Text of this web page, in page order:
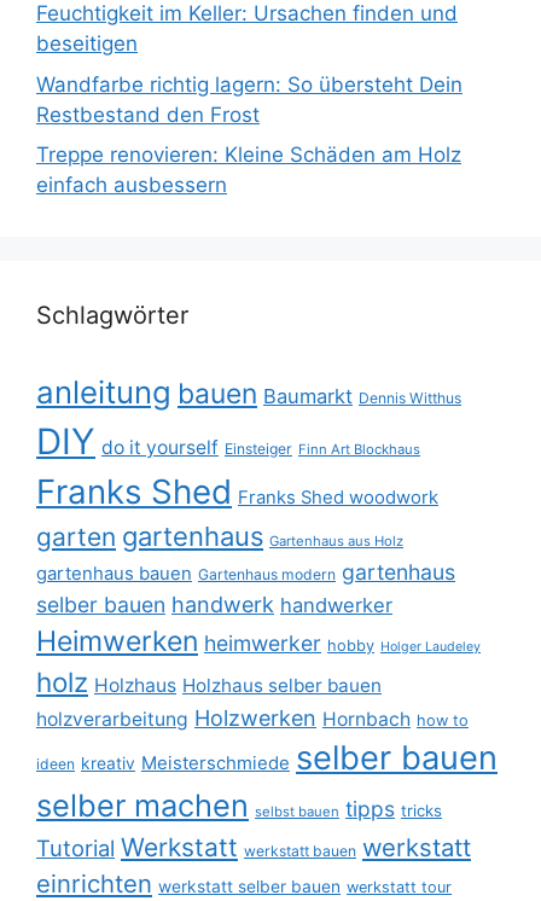
Feuchtigkeit im Keller: Ursachen finden und
beseitigen
Wandfarbe richtig lagern: So übersteht Dein
Restbestand den Frost
Treppe renovieren: Kleine Schäden am Holz
einfach ausbessern
Schlagwörter
anleitung bauen Baumarkt Dennis Witthus
DIY do it yourself Einsteiger Finn Art Blockhaus
Franks Shed Franks Shed woodwork
garten gartenhaus Gartenhaus aus Holz
gartenhaus bauen Gartenhaus modern gartenhaus
selber bauen handwerk handwerker
Heimwerken heimwerker hobby Holger Laudeley
holz Holzhaus Holzhaus selber bauen
holzverarbeitung Holzwerken Hornbach how to
ideen kreativ Meisterschmiede selber bauen
selber machen selbst bauen tipps tricks
Tutorial Werkstatt werkstatt bauen werkstatt
einrichten werkstatt selber bauen werkstatt tour